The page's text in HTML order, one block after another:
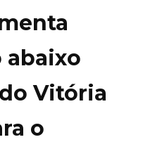
abaixo
Vitória
o